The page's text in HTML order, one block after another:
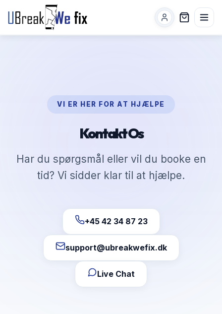
VI ER HER FOR AT HJÆLPE
Kontakt Os
Har du spørgsmål eller vil du booke en
tid? Vi sidder klar til at hjælpe.
+45 42 34 87 23
support@ubreakwefix.dk
Live Chat